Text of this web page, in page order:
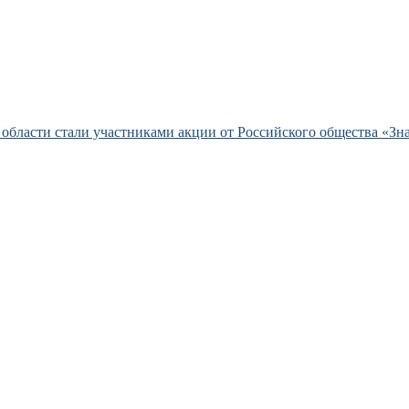
стали участниками акции от Российского общества